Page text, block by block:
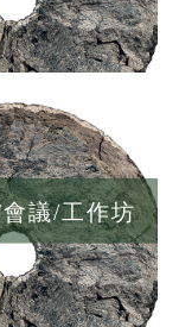
議/工作坊